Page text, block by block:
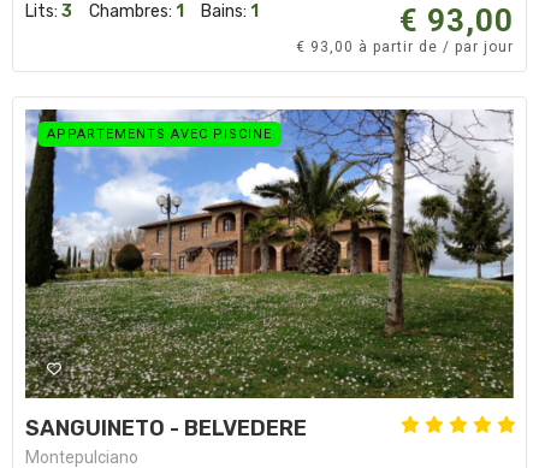
Lits: 3 Chambres: 1 Bains: 1 € 93,00
€ 93,00 à partir de / par jour
APPARTEMENTS AVEC PISCINE
SANGUINETO - BELVEDERE
Montepulciano